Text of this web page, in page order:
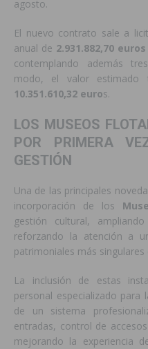
agosto.
El nuevo contrato sale a
anual de 2.931.882,70 euros
contemplando además
modo, el valor estimado
10.351.610,32 euros.
LOS MUSEOS
POR PRIMERA
GESTIÓN
Una de las principales
incorporación de los
gestión cultural,
reforzando la atención a
patrimoniales más singulares
La inclusión de estas
personal especializado
de un sistema
entradas, control de
mejorando la experiencia